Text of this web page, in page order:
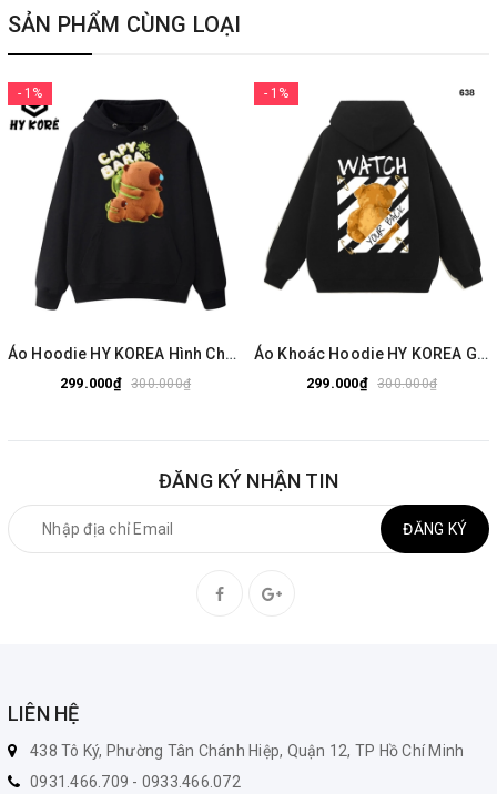
SẢN PHẨM CÙNG LOẠI
- 1%
Áo Hoodie HY KOREA Hình Chuột Lang Capybara 1650 Vải Nỉ Bông 350gsm
299.000₫ 300.000₫
- 1%
Áo Khoác Hoodie HY KOREA Gấu Watch 638 Ulzzang Unisex
299.000₫ 300.000₫
ĐĂNG KÝ NHẬN TIN
ĐĂNG KÝ
LIÊN HỆ
438 Tô Ký, Phường Tân Chánh Hiệp, Quận 12, TP Hồ Chí Minh
0931.466.709 - 0933.466.072